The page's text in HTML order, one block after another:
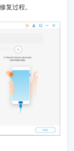
复过程。